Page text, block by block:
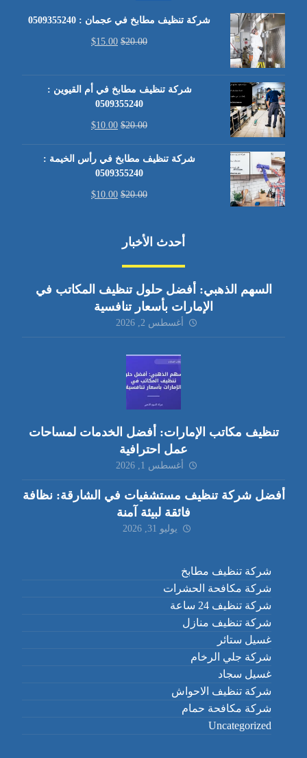
شركة تنظيف مطابخ في عجمان : 0509355240
$20.00
$15.00
شركة تنظيف مطابخ في أم القيوين :
0509355240
$20.00
$10.00
شركة تنظيف مطابخ في رأس الخيمة :
0509355240
$20.00
$10.00
أحدث الأخبار
السهم الذهبي: أفضل حلول تنظيف المكاتب في
الإمارات بأسعار تنافسية
أغسطس 2, 2026
تنظيف مكاتب الإمارات: أفضل الخدمات لمساحات
عمل احترافية
أغسطس 1, 2026
أفضل شركة تنظيف مستشفيات في الشارقة: نظافة
فائقة لبيئة آمنة
يوليو 31, 2026
شركة تنظيف مطابخ
شركة مكافحة الحشرات
شركة تنظيف 24 ساعة
شركة تنظيف منازل
غسيل ستائر
شركة جلي الرخام
غسيل سجاد
شركة تنظيف الاحواش
شركة مكافحة حمام
Uncategorized